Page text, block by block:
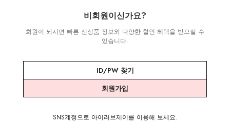
비회원이신가요?
회원이 되시면 빠른 신상품 정보와 다양한 할인 혜택을 받으실 수
있습니다.
ID/PW 찾기
회원가입
SNS계정으로 아이러브제이를 이용해 보세요.